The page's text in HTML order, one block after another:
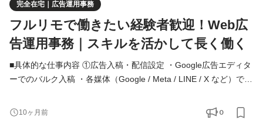
完全在宅｜広告運用事務
フルリモで働きたい経験者歓迎！Web広
告運用事務｜スキルを活かして長く働く
■具体的な仕事内容 ①広告入稿・配信設定 ・Google広告エディタ
ーでのバルク入稿 ・各媒体（Google / Meta / LINE / X など）での
いた、広告運用成果の日次／週次レポート作成 ・入稿・レポート
10ヶ月前 0